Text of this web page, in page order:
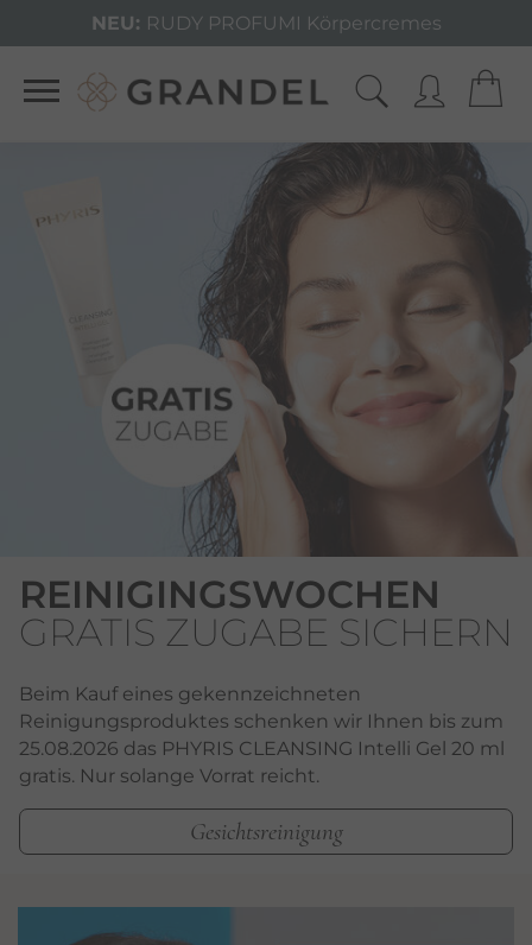
NEU: RUDY PROFUMI Körpercremes
REINIGINGSWOCHEN
GRATIS ZUGABE SICHERN
Beim Kauf eines gekennzeichneten
Reinigungsproduktes schenken wir Ihnen bis zum
25.08.2026 das PHYRIS CLEANSING Intelli Gel 20 ml
gratis. Nur solange Vorrat reicht.
Gesichtsreinigung